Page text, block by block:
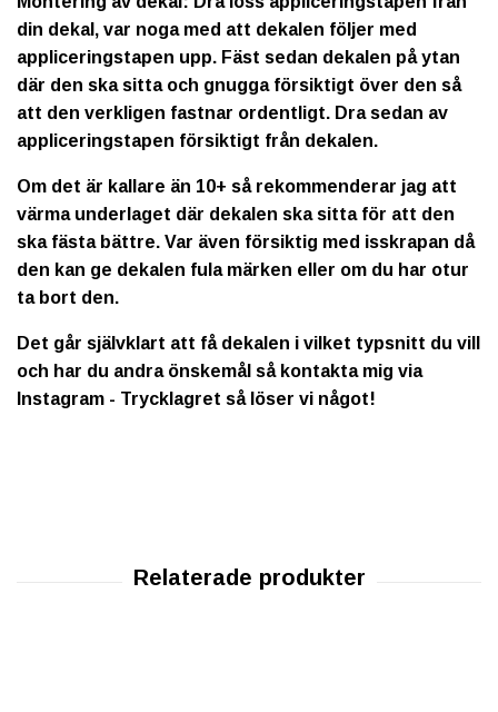
din dekal, var noga med att dekalen följer med
appliceringstapen upp. Fäst sedan dekalen på ytan
där den ska sitta och gnugga försiktigt över den så
att den verkligen fastnar ordentligt. Dra sedan av
appliceringstapen försiktigt från dekalen.
Om det är kallare än 10+ så rekommenderar jag att
värma underlaget där dekalen ska sitta för att den
ska fästa bättre. Var även försiktig med isskrapan då
den kan ge dekalen fula märken eller om du har otur
ta bort den.
Det går självklart att få dekalen i vilket typsnitt du vill
och har du andra önskemål så kontakta mig via
Instagram - Trycklagret så löser vi något!